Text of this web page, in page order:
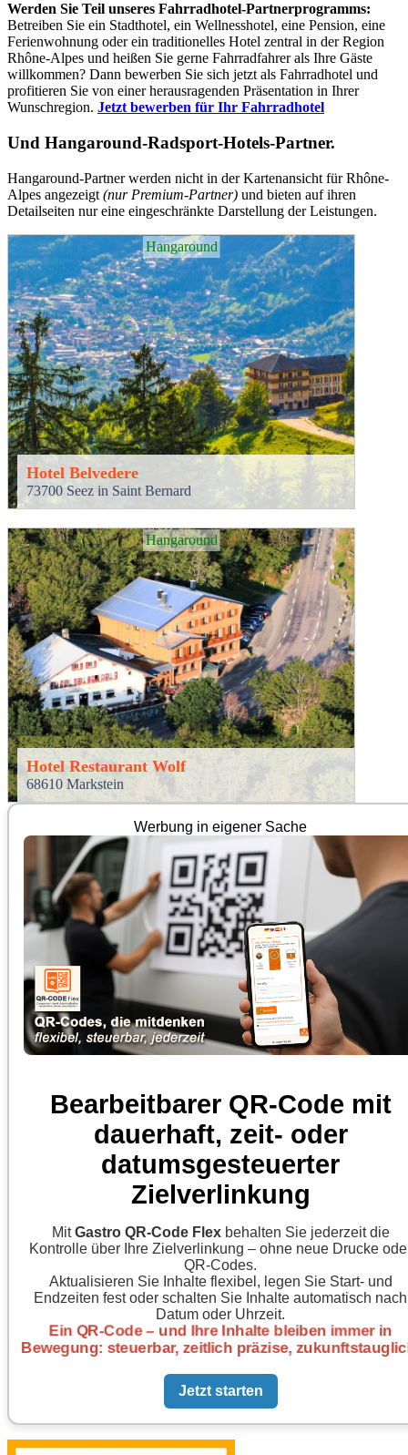
Werden Sie Teil unseres Fahrradhotel-Partnerprogramms:
Betreiben Sie ein Stadthotel, ein Wellnesshotel, eine Pension, eine
Ferienwohnung oder ein traditionelles Hotel zentral in der Region
Rhône-Alpes und heißen Sie gerne Fahrradfahrer als Ihre Gäste
willkommen? Dann bewerben Sie sich jetzt als Fahrradhotel und
profitieren Sie von einer herausragenden Präsentation in Ihrer
Wunschregion. Jetzt bewerben für Ihr Fahrradhotel
Und Hangaround-Radsport-Hotels-Partner.
Hangaround-Partner werden nicht in der Kartenansicht für Rhône-
Alpes angezeigt (nur Premium-Partner) und bieten auf ihren
Detailseiten nur eine eingeschränkte Darstellung der Leistungen.
Hangaround
Hotel Belvedere
73700 Seez in Saint Bernard
Hangaround
Hotel Restaurant Wolf
68610 Markstein
Werbung in eigener Sache
Bearbeitbarer QR-Code mit
dauerhaft, zeit- oder
datumsgesteuerter
Zielverlinkung
MitGastro QR-Code Flexbehalten Sie jederzeit die
Kontrolle über Ihre Zielverlinkung – ohne neue Drucke
QR-Codes.
Aktualisieren Sie Inhalte flexibel, legen Sie Start- und
Endzeiten fest oder schalten Sie Inhalte automatisch nach
Datum oder Uhrzeit.
Ein QR-Code – und Ihre Inhalte bleiben immer in
Bewegung: steuerbar, zeitlich präzise,
Jetzt starten